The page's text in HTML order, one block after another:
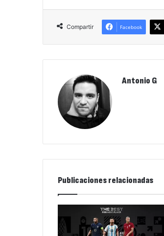
Compartir Facebook
Antonio G
Publicaciones relacionadas